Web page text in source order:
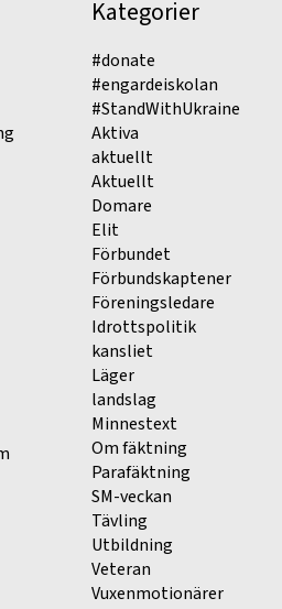
Kategorier
#donate
#engardeiskolan
#StandWithUkraine
Aktiva
aktuellt
Aktuellt
Domare
Elit
Förbundet
Förbundskaptener
Föreningsledare
Idrottspolitik
kansliet
Läger
landslag
Minnestext
Om fäktning
Parafäktning
SM-veckan
Tävling
Utbildning
Veteran
Vuxenmotionärer